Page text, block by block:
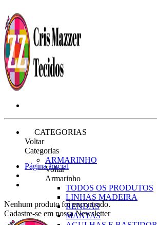
CATEGORIAS
Voltar
Categorias
ARMARINHO
Voltar
Armarinho
TODOS OS PRODUTOS
LINHAS MADEIRA
RENDAS
MANTAS
Página Inicial
Nenhum produto foi encontrado.
Cadastre-se em nossa Newsletter